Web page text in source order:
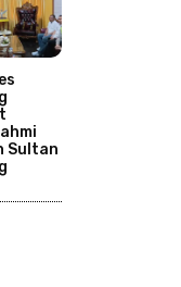
Sultan